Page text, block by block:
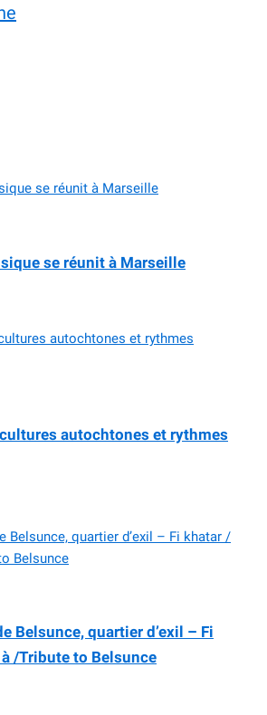
se réunit à Marseille
autochtones et rythmes
Belsunce, quartier d’exil – Fi
/Tribute to Belsunce